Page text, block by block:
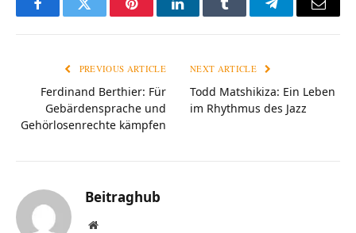
FacebookTwitter PinterestLinkedInTumblr TelegramEmail
PREVIOUS ARTICLE
Ferdinand Berthier: Für
Gebärdensprache und
Gehörlosenrechte kämpfen
NEXT ARTICLE
Todd Matshikiza: Ein Leben
im Rhythmus des Jazz
Beitraghub
Website